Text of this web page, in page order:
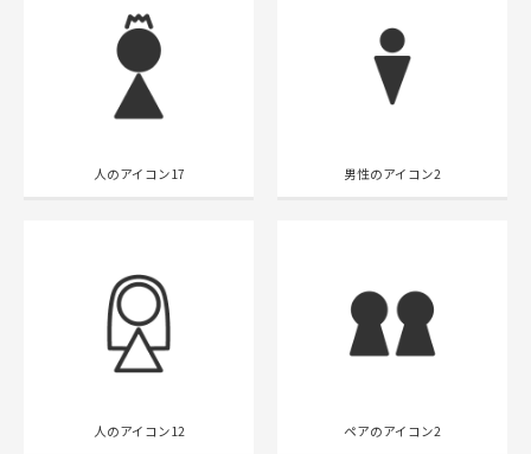
人のアイコン17 男性のアイコン2
人のアイコン12 ペアのアイコン2